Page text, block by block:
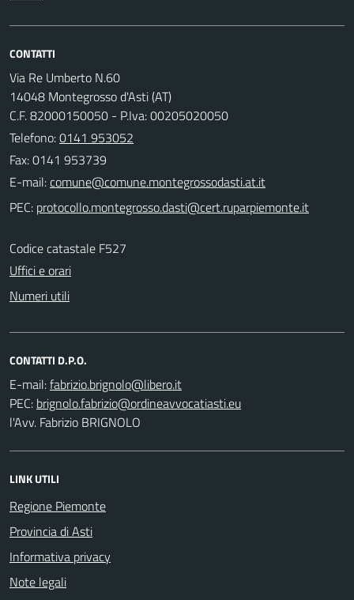
CONTATTI
Via Re Umberto N.60
14048 Montegrosso d'Asti (AT)
C.F. 82000150050 - P.Iva: 00205020050
Telefono:0141 953052
Fax: 0141 953739
E-mail:
PEC:
Codice catastale F527
Uffici e orari
Numeri utili
CONTATTI D.P.O.
E-mail:
PEC:
l'Avv. Fabrizio BRIGNOLO
LINK UTILI
Regione Piemonte
Provincia di Asti
Informativa privacy
Note legali